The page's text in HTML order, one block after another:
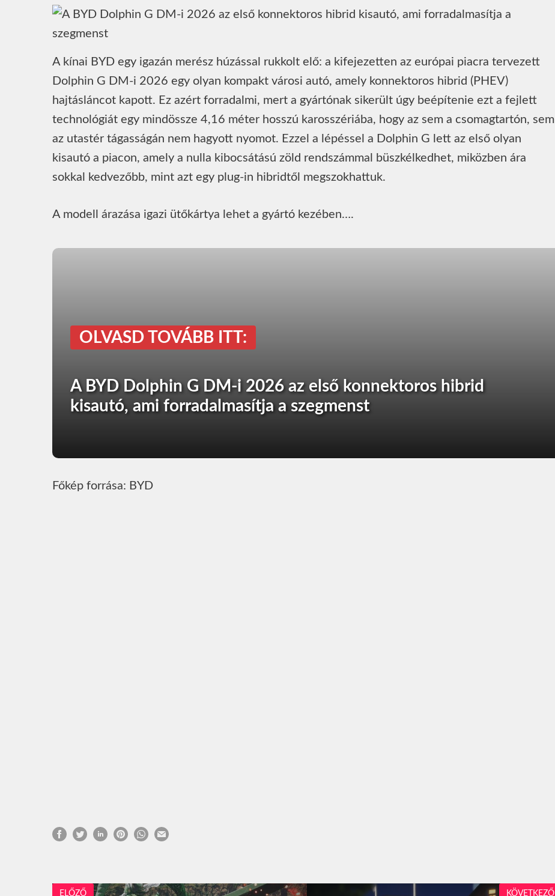
A kínai BYD egy igazán merész húzással rukkolt elő: a kifejezetten az európai piacra tervezett
Dolphin G DM-i 2026 egy olyan kompakt városi autó, amely konnektoros hibrid (PHEV)
hajtásláncot kapott. Ez azért forradalmi, mert a gyártónak sikerült úgy beépítenie ezt a fejlett
technológiát egy mindössze 4,16 méter hosszú karosszériába, hogy az sem a csomagtartón, sem
az utastér tágasságán nem hagyott nyomot. Ezzel a lépéssel a Dolphin G lett az első olyan
kisautó a piacon, amely a nulla kibocsátású zöld rendszámmal büszkélkedhet, miközben ára
sokkal kedvezőbb, mint azt egy plug-in hibridtől megszokhattuk.
A modell árazása igazi ütőkártya lehet a gyártó kezében….
OLVASD TOVÁBB ITT:
A BYD Dolphin G DM-i 2026 az első konnektoros hibrid
kisautó, ami forradalmasítja a szegmenst
Főkép forrása: BYD
ELŐZŐ KÖVETKEZŐ